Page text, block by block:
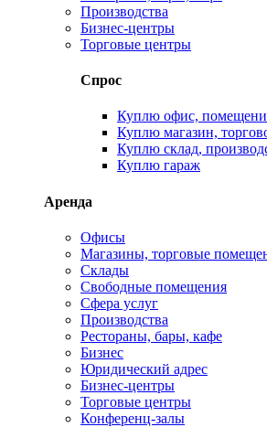
Производства
Бизнес-центры
Торговые центры
Спрос
Куплю офис,
Куплю магазин,
Куплю склад,
Куплю гараж
Аренда
Офисы
Магазины, торговые
Склады
Свободные помещения
Сфера услуг
Производства
Рестораны, бары, кафе
Бизнес
Юридический адрес
Бизнес-центры
Торговые центры
Конференц-залы